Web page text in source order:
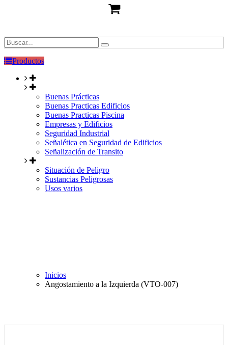
Productos
Buenas Prácticas
Buenas Practicas Edificios
Buenas Practicas Piscina
Empresas y Edificios
Seguridad Industrial
Señalética en Seguridad de Edificios
Señalización de Transito
Situación de Peligro
Sustancias Peligrosas
Usos varios
Inicios
Angostamiento a la Izquierda (VTO-007)